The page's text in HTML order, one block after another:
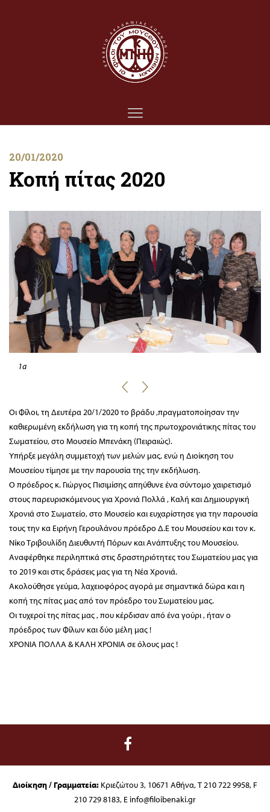
20/01/2020
Κοπή πίτας 2020
1a
Οι Φίλοι, τη Δευτέρα 20/1/2020 το βράδυ ,πραγματοποίησαν την
καθιερωμένη εκδήλωση για τη κοπή της πρωτοχρονιάτικης πίτας του
Σωματείου, στο Μουσείο Μπενάκη (Πειραιώς).
Υπήρξε μεγάλη συμμετοχή των μελών μας, ενώ η Διοίκηση του
Μουσείου τίμησε με την παρουσία της την εκδήλωση.
Ο πρόεδρος κ. Γιώργος Πισιμίσης απηύθυνε ένα σύντομο χαιρετισμό
στους παρευρισκόμενους για Χρονιά Πολλά , Καλή και Δημιουργική
Χρονιά στο Σωματείο, στο Μουσείο και ευχαρίστησε για την παρουσία
τους την κα Ειρήνη Γερουλάνου πρόεδρο Δ.Ε του Μουσείου και τον κ.
Νίκο Τριβουλίδη Διευθυντή Πόρων και Ανάπτυξης του Μουσείου.
Αναφέρθηκε περιληπτικά στις δραστηριότητες του Σωματείου μας για
το 2019 και στις δράσεις μας για τη Νέα Χρονιά.
Ακολούθησε γεύμα, λαχειοφόρος αγορά με σημαντικά δώρα και η
κοπή της πίτας μας από τον πρόεδρο του Σωματείου μας.
Οι τυχεροί της πίτας μας , που κέρδισαν από ένα γούρι , ήταν ο
πρόεδρος των Φίλων και δύο μέλη μας !
ΧΡΟΝΙΑ ΠΟΛΛΑ & ΚΑΛΗ ΧΡΟΝΙΑ σε όλους μας !
Διοίκηση / Γραμματεία: Κριεζώτου 3, 10671 Αθήνα, T 210 722 9958, F
210 729 8183, E info@filoibenaki.gr